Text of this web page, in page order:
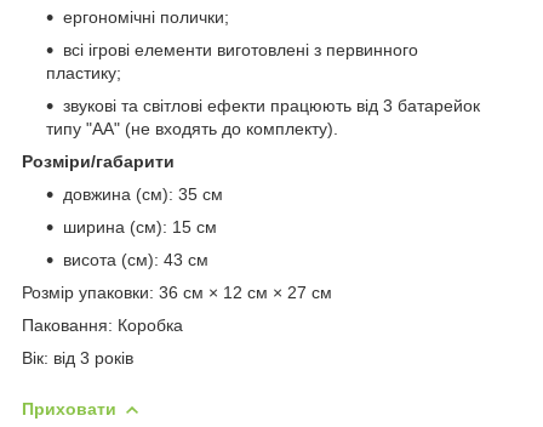
ергономічні полички;
всі ігрові елементи виготовлені з первинного
пластику;
звукові та світлові ефекти працюють від 3 батарейок
типу "АА" (не входять до комплекту).
Розміри/габарити
довжина (см): 35 см
ширина (см): 15 см
висота (см): 43 см
Розмір упаковки: 36 см × 12 см × 27 см
Паковання: Коробка
Вік: від 3 років
Приховати